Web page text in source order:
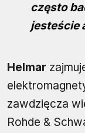
często
jesteście
Helmar
zawdzięcza
Rohde &